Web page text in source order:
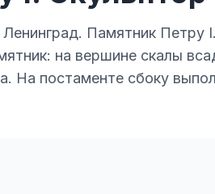
Памятник
на вершине скалы
На постаменте сбоку